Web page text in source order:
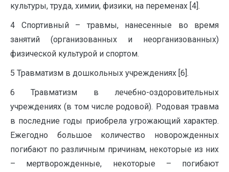
культуры, труда, химии, физики, на переменах [4].
4 Спортивный – травмы, нанесенные во время
занятий (организованных и неорганизованных)
физической культурой и спортом.
5 Травматизм в дошкольных учреждениях [6].
6 Травматизм в лечебно-оздоровительных
учреждениях (в том числе родовой). Родовая травма
в последние годы приобрела угрожающий характер.
Ежегодно большое количество новорожденных
погибают по различным причинам, некоторые из них
– мертворожденные, некоторые – погибают